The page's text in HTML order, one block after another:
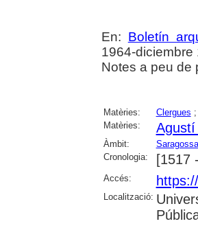
En: Boletín
1964-diciembre
Notes a peu de
Matèries: Clergues ;
Matèries:
Agustí
Àmbit: Saragossa
Cronologia:
[1517
Accés:
Localització: